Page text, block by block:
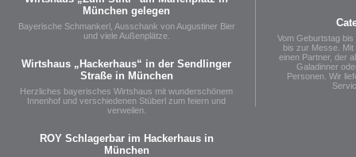
München gelegen
Bayerische Schmankerl, Ausschank von Augustiner Bier
und viele Außenplätze.
Wirtshaus „Hackerhaus“ in der Sendlinger
Straße in München
Herzliches bayerisches Wirtshaus mit wunderschönem
Innenhof und verschiedenen Stüberl zum feiern und
verweilen.
ROY Schlagerbar im Hackerhaus in
München
Vom Geburtstag
bis zur Messe. Mit
einen Partner, der
Galadinner
Personen. Wir